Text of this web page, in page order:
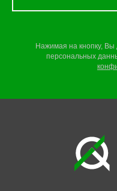
Нажимая на кнопку, Вы
персональных